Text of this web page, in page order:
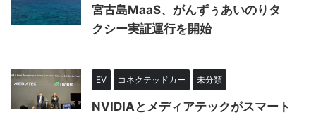
宮古島MaaS、がんずぅあいのりタ
クシー実証運行を開始
EV コネクテッドカー 未分類
NVIDIAとメディアテックがスマート